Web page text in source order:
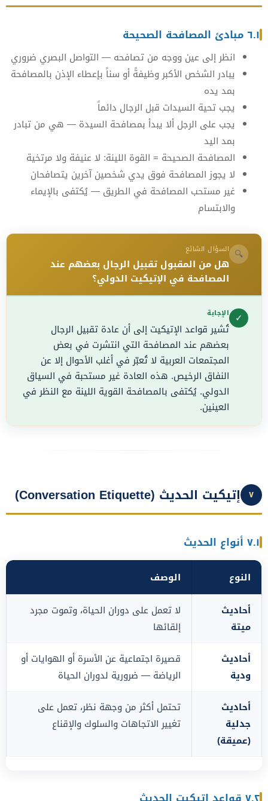
٦.١ مبادئ المصافحة الصحيحة
انظر إلى عين ووجه من تصافحه — التواصل البصري ضروري
يبادر الشخص الأكبر وظيفةً أو سناً بإعطاء الإذن بالمصافحة
بمد يده
يجب تحية السيدات قبل الرجال دائماً
يجب على الرجل ألا يبدأ بمصافحة السيدة — هي من تبادر
بمد اليد
المصافحة الصحيحة = القوة اللينة: لا عنيفة ولا مرتخية
لا يجوز المصافحة فوق يدي شخصين آخرين يتصافحان
غير مستحب المصافحة في الطريق — يُكتفى بالإيماء
والابتسام
🔍 السؤال الشائع
هل من المقبول تقبيل الرجال بعضهم عند
المصافحة في الإتيكيت الدولي؟
✓ الإجابة
تُشير قواعد الإتيكيت إلى أن عادة تقبيل الرجال
بعضهم عند المصافحة التي انتشرت في بعض
المجتمعات العربية لا تُعبّر في أغلب الأحوال إلا عن
النفاق الرخيص. هذه العادة غير مستحبة في السياق
الدولي. يُكتفى بالمصافحة القوية اللينة مع النظر في
العينين.
٧ إتيكيت الحديث (Conversation Etiquette)
٧.١ أنواع الحديث
النوع
الوصف
أحاديث
ميتة
لا تعمل على دوران الحياة، وتموت مجرد
إلقائها
أحاديث
ودية
قصيرة اجتماعية عن الأسرة أو الهوايات أو
الرياضة — ضرورية لدوران الحياة
أحاديث
جدلية
(عميقة)
تحتمل أكثر من وجهة نظر، تعمل على
تغيير الاتجاهات والسلوك والإقناع